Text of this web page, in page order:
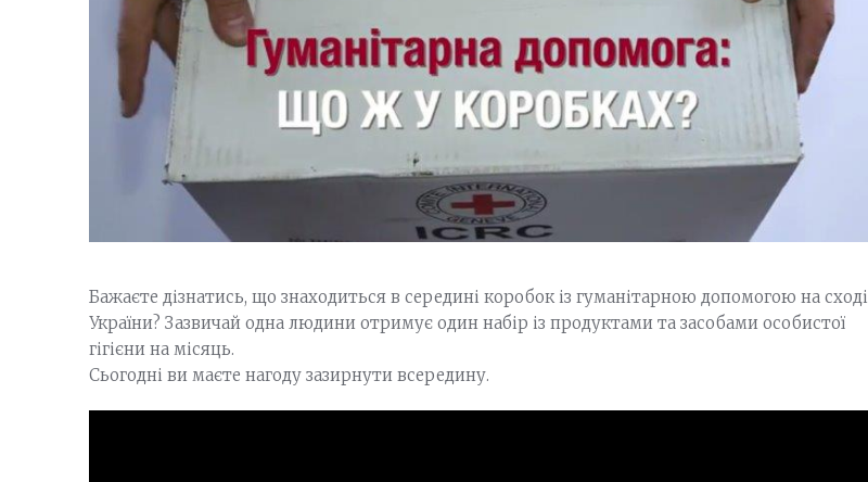
Бажаєте дізнатись, що знаходиться в середині коробок із гуманітарною допомогою на сході
України? Зазвичай одна людини отримує один набір із продуктами та засобами особистої
гігієни на місяць.
Сьогодні ви маєте нагоду зазирнути всередину.